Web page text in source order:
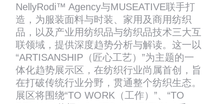
NellyRodi™ Agency与MUSEATIVE联手打
造，为服装面料与时装、家用及商用纺织
品，以及产业用纺织品与纺织品技术三大互
联领域，提供深度趋势分析与解读。这一以
“ARTISANSHIP（匠心工艺）”为主题的一
体化趋势展示区，在纺织行业尚属首创，旨
在打破传统行业分野，贯通整个纺织生态。
展区将围绕“TO WORK（工作）”、“TO